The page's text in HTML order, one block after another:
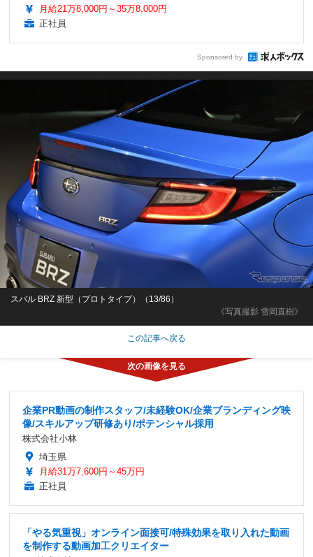
月給21万8,000円～35万8,000円
正社員
Sponsored by
《写真撮影 雪岡直樹》
スバル BRZ 新型（プロトタイプ）（13/86）
この記事へ戻る
企業PR動画の制作スタッフ/未経験OK/企業ブランディング映
像/スキルアップ研修あり/ポテンシャル採用
株式会社小林
埼玉県
月給31万7,600円～45万円
正社員
「やる気重視」オンライン面接可/特殊効果を取り入れた動画
を制作する動画加工クリエイター